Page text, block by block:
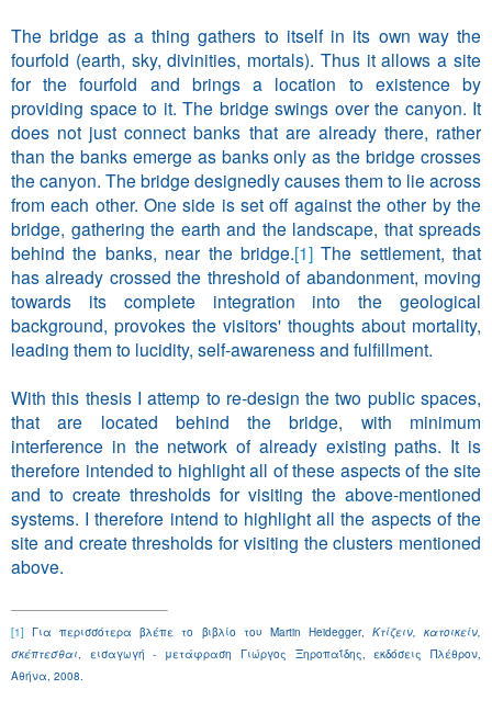
The bridge as a thing gathers to itself in its own way the
fourfold (earth, sky, divinities, mortals). Thus it allows a site
for the fourfold and brings a location to existence by
providing space to it. The bridge swings over the canyon. It
does not just connect banks that are already there, rather
than the banks emerge as banks only as the bridge crosses
the canyon. The bridge designedly causes them to lie across
from each other. One side is set off against the other by the
bridge, gathering the earth and the landscape, that spreads
behind the banks, near the bridge.[1]The settlement, that
has already crossed the threshold of abandonment, moving
towards its complete integration into the geological
background, provokes the visitors' thoughts about mortality,
leading them to lucidity, self-awareness and fulfillment.
With this thesis I attemp to re-design the two public spaces,
that are located behind the bridge, with minimum
interference in the network of already existing paths. It is
therefore intended to highlight all of these aspects of the site
and to create thresholds for visiting the above-mentioned
systems. I therefore intend to highlight all the aspects of the
site and create thresholds for visiting the clusters mentioned
above.
[1] Για περισσότερα βλέπε το βιβλίο του Martin Heidegger, Κτίζειν, κατοικείν,
σκέπτεσθαι , εισαγωγή - μετάφραση Γιώργος Ξηροπαΐδης, εκδόσεις Πλέθρον,
Αθήνα, 2008.